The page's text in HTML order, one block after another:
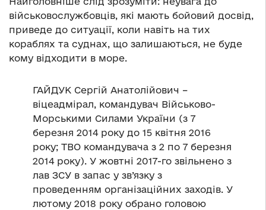
військовослужбовців, які мають бойовий досвід,
приведе до ситуації, коли навіть на тих
кораблях та суднах, що залишаються, не буде
кому відходити в море.
ГАЙДУК Сергій Анатолійович –
віцеадмірал, командувач Військово-
Морськими Силами України (з 7
березня 2014 року до 15 квітня 2016
року; ТВО командувача з 2 по 7 березня
2014 року). У жовтні 2017-го звільнено з
лав ЗСУ в запас у зв’язку з
проведенням організаційних заходів. У
лютому 2018 року обрано головою